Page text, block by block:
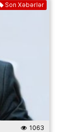
Son Xəbərlər
1063